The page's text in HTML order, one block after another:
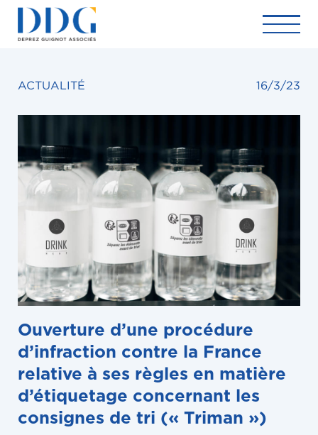
ACTUALITÉ 16/3/23
Ouverture d’une procédure
d’infraction contre la France
relative à ses règles en matière
d’étiquetage concernant les
consignes de tri (« Triman »)